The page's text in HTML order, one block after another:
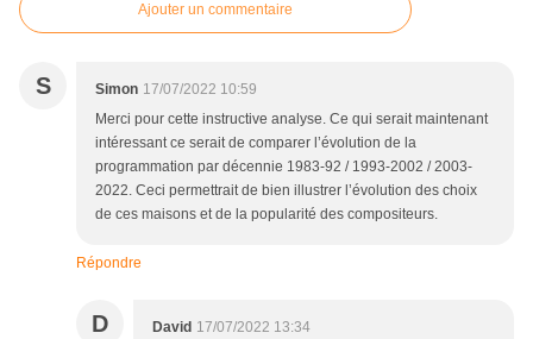
Ajouter un commentaire
S Simon 17/07/2022 10:59
Merci pour cette instructive analyse. Ce qui serait maintenant
intéressant ce serait de comparer l’évolution de la
programmation par décennie 1983-92 / 1993-2002 / 2003-
2022. Ceci permettrait de bien illustrer l’évolution des choix
de ces maisons et de la popularité des compositeurs.
Répondre
D David 17/07/2022 13:34